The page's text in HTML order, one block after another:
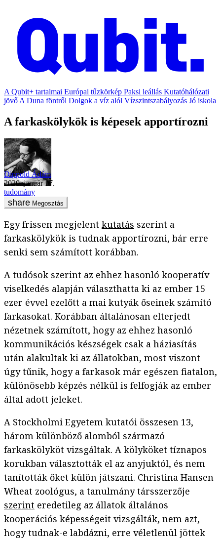
A Qubit+ tartalmai Európai tűzkörkép Paksi leállás Kutatóhálózati
jövő A Duna föntről Dolgok a víz alól Vízszintszabályozás Jó iskola
A farkaskölykök is képesek apportírozni
Dippold Ádám
2020. január 17.
tudomány
Megosztás
Egy frissen megjelent kutatás szerint a
farkaskölykök is tudnak apportírozni, bár erre
senki sem számított korábban.
A tudósok szerint az ehhez hasonló kooperatív
viselkedés alapján választhatta ki az ember 15
ezer évvel ezelőtt a mai kutyák őseinek számító
farkasokat. Korábban általánosan elterjedt
nézetnek számított, hogy az ehhez hasonló
kommunikációs készségek csak a háziasítás
után alakultak ki az állatokban, most viszont
úgy tűnik, hogy a farkasok már egészen fiatalon,
különösebb képzés nélkül is felfogják az ember
által adott jeleket.
A Stockholmi Egyetem kutatói összesen 13,
három különböző alomból származó
farkaskölyköt vizsgáltak. A kölyköket tíznapos
korukban választották el az anyjuktól, és nem
tanították őket külön játszani. Christina Hansen
Wheat zoológus, a tanulmány társszerzője
szerint eredetileg az állatok általános
kooperációs képességeit vizsgálták, nem azt,
hogy tudnak-e labdázni, erre véletlenül jöttek